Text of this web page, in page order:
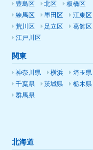
豊島区
北区
板橋区
練馬区
墨田区
江東区
荒川区
足立区
葛飾区
江戸川区
関東
神奈川県 横浜
埼玉県
千葉県
茨城県
栃木県
群馬県
北海道